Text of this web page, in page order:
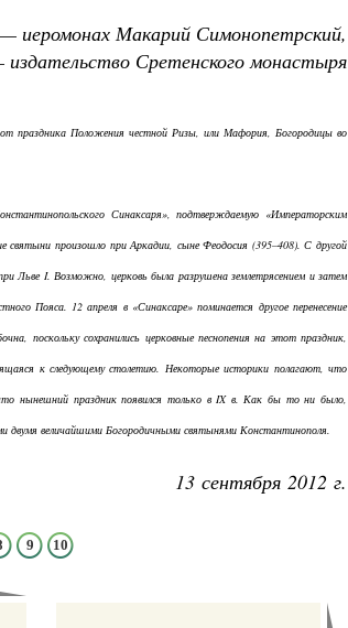
иеромонах Макарий Симонопетрский,
Сретенского монастыря
праздника Положения честной Ризы, или Мафория, Богородицы во
Синаксаря», подтверждаемую «Императорским
святыни произошло при Аркадии, сыне Феодосия (395–408). С другой
Льве I. Возможно, церковь была разрушена землетрясением и затем
Пояса. 12 апреля в «Синаксаре» поминается другое перенесение
поскольку сохранились церковные песнопения на этот праздник,
к следующему столетию. Некоторые историки полагают, что
нынешний праздник появился только в IX в. Как бы то ни было,
двумя величайшими Богородичными святынями Константинополя.
13 сентября 2012 г.
9 10